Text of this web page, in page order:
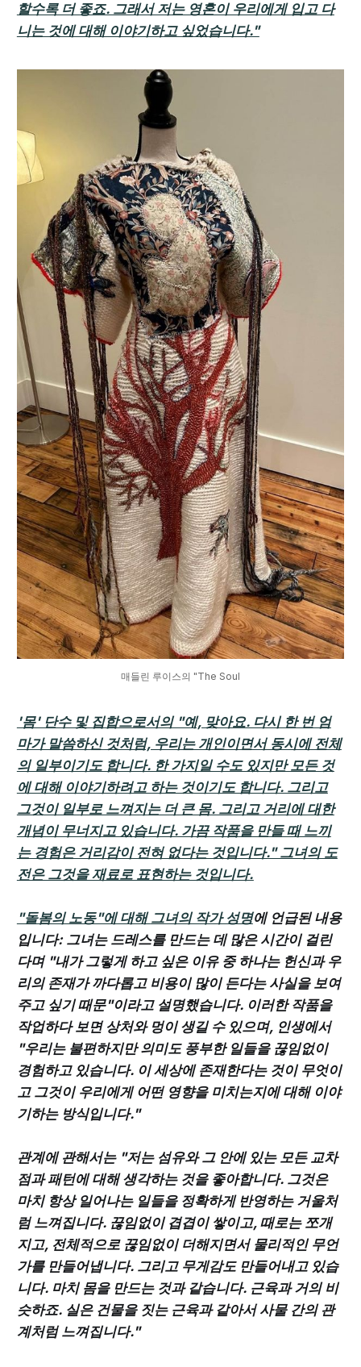
할수록 더 좋죠. 그래서 저는 영혼이 우리에게 입고 다
니는 것에 대해 이야기하고 싶었습니다."
매들린 루이스의 "The Soul
'몸' 단수 및 집합으로서의 "예, 맞아요. 다시 한 번 엄
마가 말씀하신 것처럼, 우리는 개인이면서 동시에 전체
의 일부이기도 합니다. 한 가지일 수도 있지만 모든 것
에 대해 이야기하려고 하는 것이기도 합니다. 그리고
그것이 일부로 느껴지는 더 큰 몸. 그리고 거리에 대한
개념이 무너지고 있습니다. 가끔 작품을 만들 때 느끼
는 경험은 거리감이 전혀 없다는 것입니다." 그녀의 도
전은 그것을 재료로 표현하는 것입니다.
"돌봄의 노동"에 대해그녀의 작가 성명에 언급된 내용
입니다: 그녀는 드레스를 만드는 데 많은 시간이 걸린
다며 "내가 그렇게 하고 싶은 이유 중 하나는 헌신과 우
리의 존재가 까다롭고 비용이 많이 든다는 사실을 보여
주고 싶기 때문"이라고 설명했습니다. 이러한 작품을
작업하다 보면 상처와 멍이 생길 수 있으며, 인생에서
"우리는 불편하지만 의미도 풍부한 일들을 끊임없이
경험하고 있습니다. 이 세상에 존재한다는 것이 무엇이
고 그것이 우리에게 어떤 영향을 미치는지에 대해 이야
기하는 방식입니다."
관계에 관해서는 "저는 섬유와 그 안에 있는 모든 교차
점과 패턴에 대해 생각하는 것을 좋아합니다. 그것은
마치 항상 일어나는 일들을 정확하게 반영하는 거울처
럼 느껴집니다. 끊임없이 겹겹이 쌓이고, 때로는 쪼개
지고, 전체적으로 끊임없이 더해지면서 물리적인 무언
가를 만들어냅니다. 그리고 무게감도 만들어내고 있습
니다. 마치 몸을 만드는 것과 같습니다. 근육과 거의 비
슷하죠. 실은 건물을 짓는 근육과 같아서 사물 간의 관
계처럼 느껴집니다."